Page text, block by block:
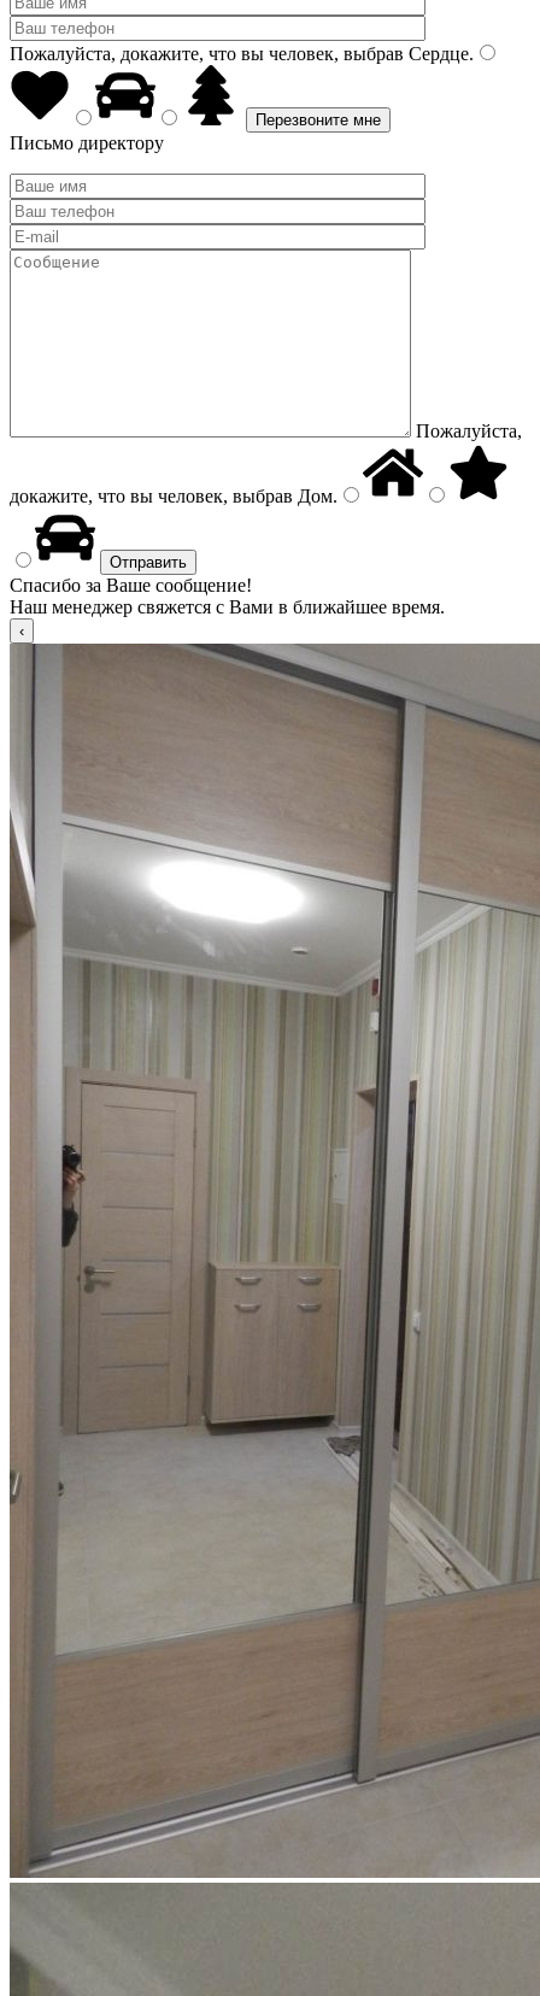
Пожалуйста, докажите, что вы человек, выбрав Сердце.
Письмо директору
Пожалуйста,
докажите, что вы человек, выбрав Дом.
Спасибо за Ваше сообщение!
Наш менеджер свяжется с Вами в ближайшее время.